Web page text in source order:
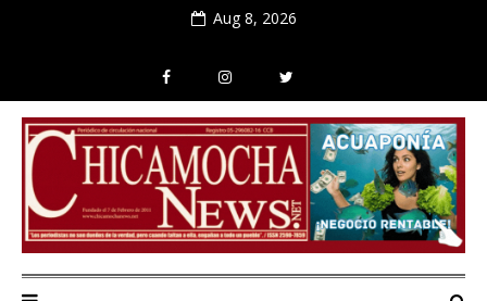
Aug 8, 2026